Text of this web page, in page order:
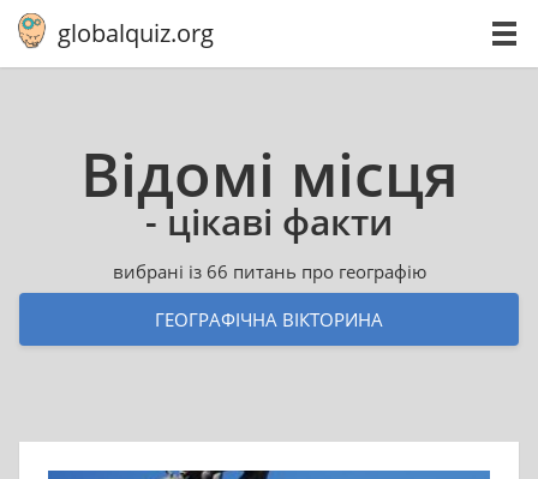
globalquiz.org
Відомі місця
- цікаві факти
вибрані із 66 питань про географію
ГЕОГРАФІЧНА ВІКТОРИНА